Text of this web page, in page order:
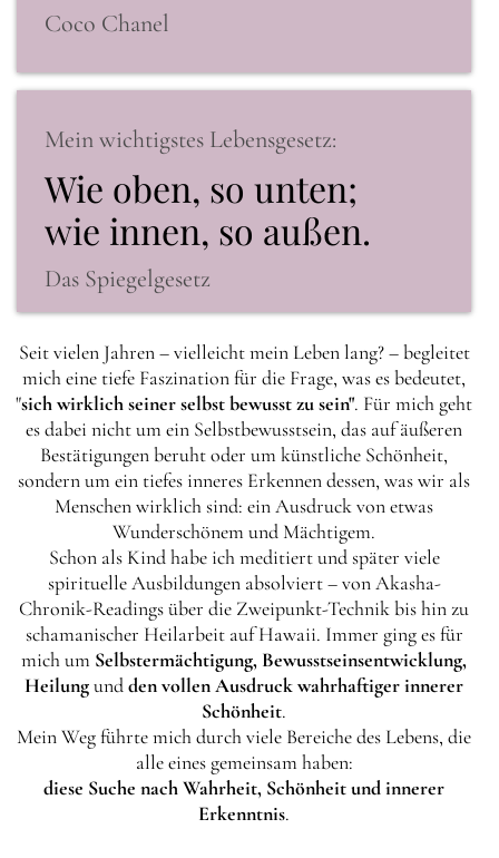
Coco Chanel
Mein wichtigstes Lebensgesetz:
Wie oben, so unten;
wie innen, so außen.
Das Spiegelgesetz
Seit vielen Jahren – vielleicht mein Leben lang? – begleitet
mich eine tiefe Faszination für die Frage, was es bedeutet,
"sich wirklich seiner selbst bewusst zu sein". Für mich geht
es dabei nicht um ein Selbstbewusstsein, das auf äußeren
Bestätigungen beruht oder um künstliche Schönheit,
sondern um ein tiefes inneres Erkennen dessen, was wir als
Menschen wirklich sind: ein Ausdruck von etwas
Wunderschönem und Mächtigem.
Schon als Kind habe ich meditiert und später viele
spirituelle Ausbildungen absolviert – von Akasha-
Chronik-Readings über die Zweipunkt-Technik bis hin zu
schamanischer Heilarbeit auf Hawaii. Immer ging es für
mich um Selbstermächtigung, Bewusstseinsentwicklung,
Heilungundden vollen Ausdruck wahrhaftiger innerer
Schönheit.
Mein Weg führte mich durch viele Bereiche des Lebens, die
alle eines gemeinsam haben:
diese Suche nach Wahrheit, Schönheit und innerer
Erkenntnis.